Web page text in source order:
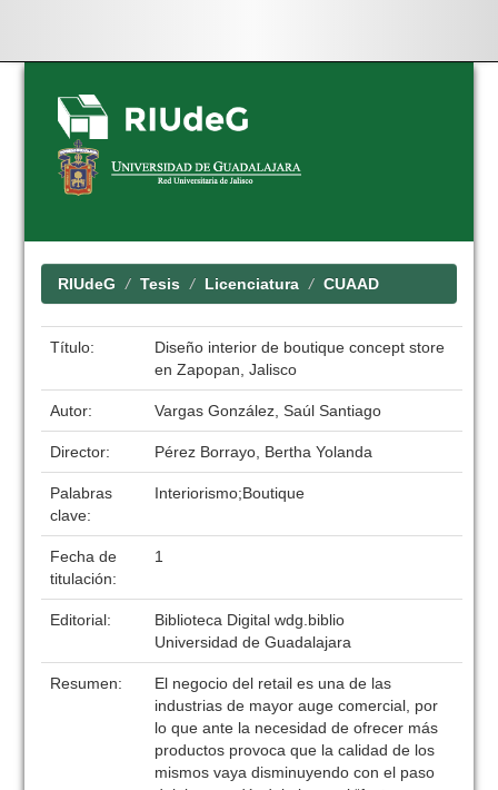
Skip
navigation
RIUdeG Tesis Licenciatura CUAAD
Título:
Diseño interior de boutique concept store
en Zapopan, Jalisco
Autor: Vargas González, Saúl Santiago
Director: Pérez Borrayo, Bertha Yolanda
Palabras
clave:
Interiorismo;Boutique
Fecha de
titulación:
1
Editorial:
Biblioteca Digital wdg.biblio
Universidad de Guadalajara
Resumen:
El negocio del retail es una de las
industrias de mayor auge comercial, por
lo que ante la necesidad de ofrecer más
productos provoca que la calidad de los
mismos vaya disminuyendo con el paso